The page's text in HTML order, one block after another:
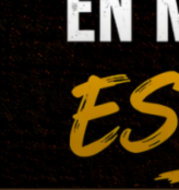
Saltar
al
contenido